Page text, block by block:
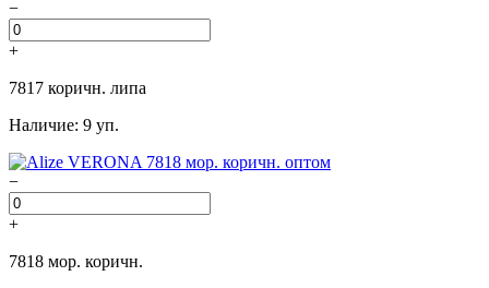
−
+
7817 коричн. липа
Наличие: 9 уп.
−
+
7818 мор. коричн.